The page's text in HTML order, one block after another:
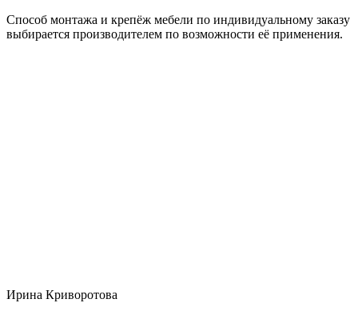
Способ монтажа и крепёж мебели по индивидуальному заказу
выбирается производителем по возможности её применения.
Ирина Криворотова